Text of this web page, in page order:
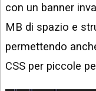
con un banner
MB di spazio e
permettendo
CSS per piccole